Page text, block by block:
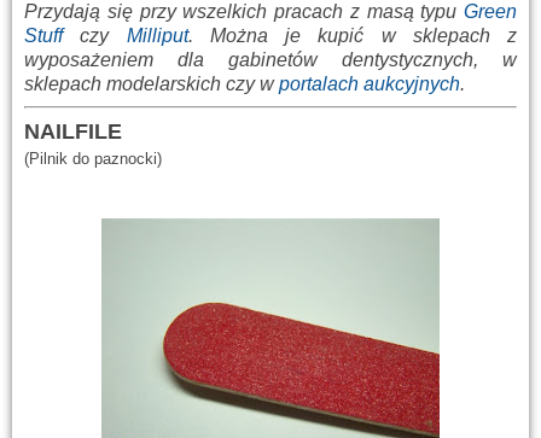
Przydają się przy wszelkich pracach z masą typu Green
Stuffczy Milliput. Można je kupić w sklepach z
wyposażeniem dla gabinetów dentystycznych, w
sklepach modelarskich czy wportalach aukcyjnych.
NAILFILE
(Pilnik do paznocki)